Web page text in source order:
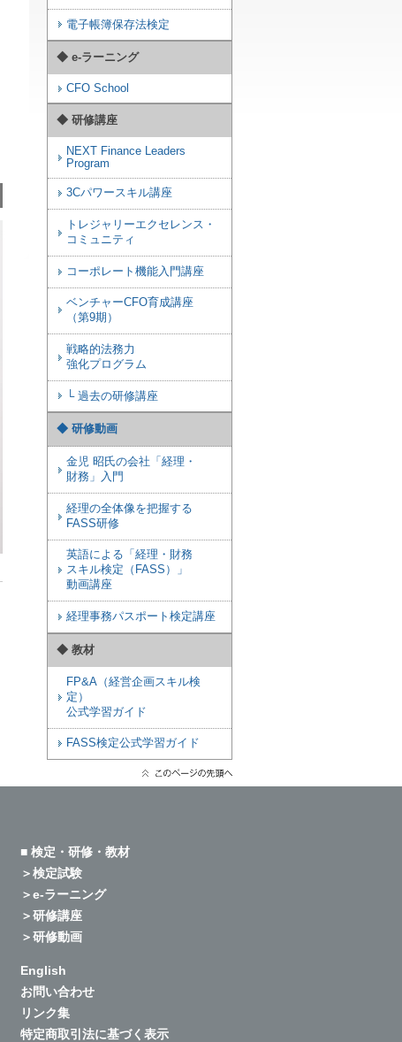
電子帳簿保存法検定
◆ e-ラーニング
CFO School
◆ 研修講座
NEXT Finance Leaders
Program
3Cパワースキル講座
トレジャリーエクセレンス・
コミュニティ
コーポレート機能入門講座
ベンチャーCFO育成講座
（第9期）
戦略的法務力
強化プログラム
└ 過去の研修講座
◆ 研修動画
金児 昭氏の会社「経理・
財務」入門
経理の全体像を把握する
FASS研修
英語による「経理・財務
スキル検定（FASS）」
動画講座
経理事務パスポート検定講座
◆ 教材
FP&A（経営企画スキル検
定）
公式学習ガイド
FASS検定公式学習ガイド
■ 検定・研修・教材
＞検定試験
＞e-ラーニング
＞研修講座
＞研修動画
English
お問い合わせ
リンク集
特定商取引法に基づく表示